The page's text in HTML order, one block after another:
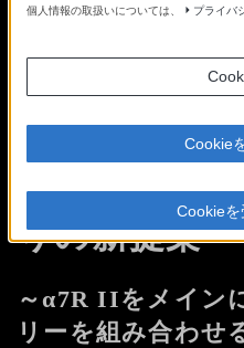
ウエディン
りの新提案
～α7R IIをメイン
リーを組み合わせ
個人情報の取扱いについては、
プライバ
Cookie
Cookieを